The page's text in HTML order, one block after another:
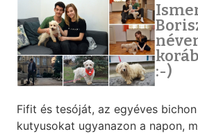
:-)
Fifit és tesóját, az egyéves
kutyusokat ugyanazon a napon,